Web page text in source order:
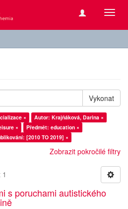
Vykonat
×
Autor: Krajňáková, Darina ×
×
Předmět: education ×
[2010 TO 2019] ×
Zobrazit pokročilé filtry
s poruchami autistického